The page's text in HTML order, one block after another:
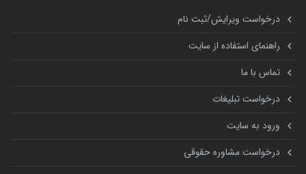
درخواست ویرایش/ثبت نام
راهنمای استفاده از سایت
تماس با ما
درخواست تبلیغات
ورود به سایت
درخواست مشاوره حقوقی